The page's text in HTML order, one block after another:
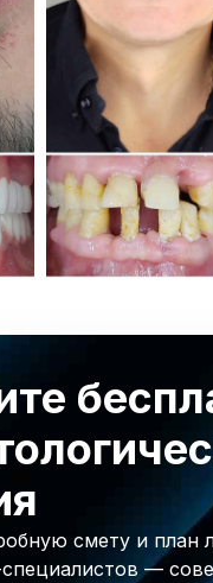
смету и план
—